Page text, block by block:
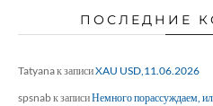
ПОСЛЕДНИЕ
Tatyanaк записиXAU USD,11.06.2026
spsnabк записиНемного порассуждаем,